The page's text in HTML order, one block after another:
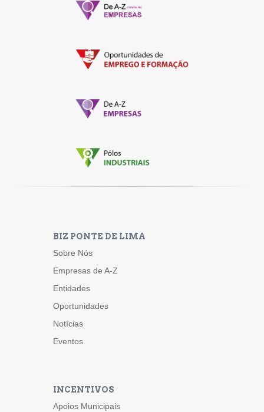
BIZ PONTE DE LIMA
Sobre Nós
Empresas de A-Z
Entidades
Oportunidades
Notícias
Eventos
INCENTIVOS
Apoios Municipais